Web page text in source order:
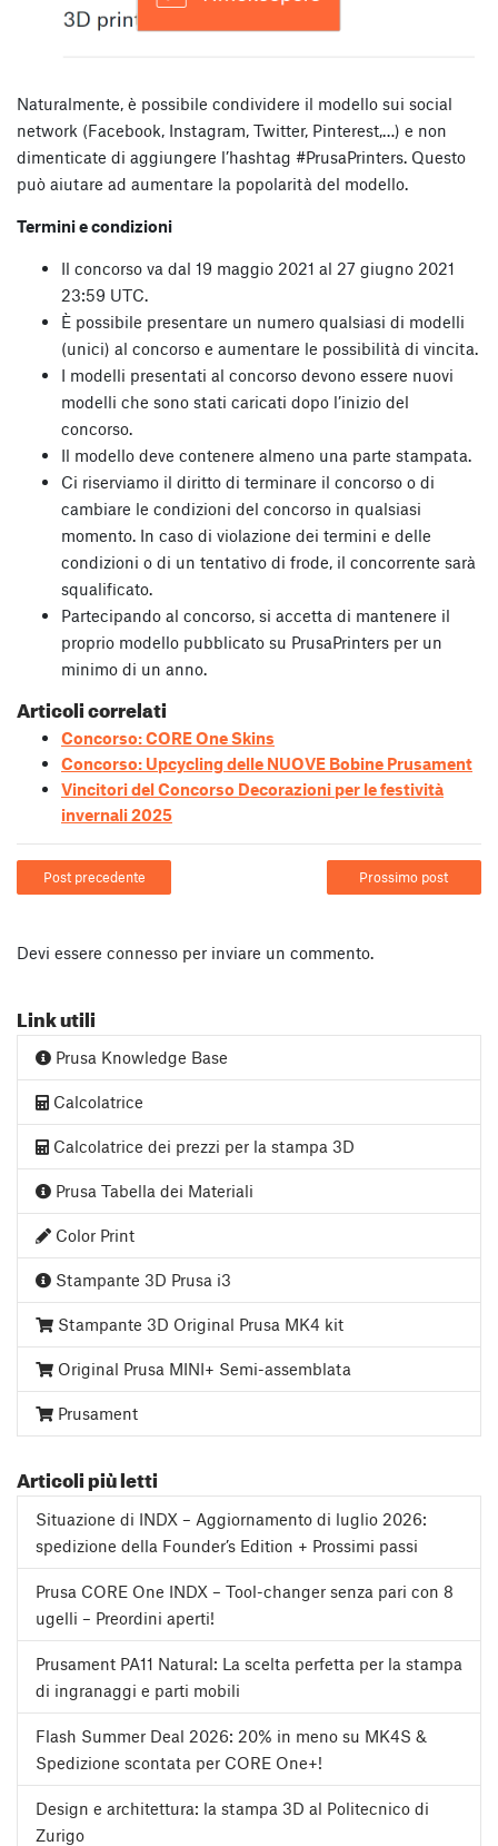
Naturalmente, è possibile condividere il modello sui social
network (Facebook, Instagram, Twitter, Pinterest,…) e non
dimenticate di aggiungere l’hashtag #PrusaPrinters. Questo
può aiutare ad aumentare la popolarità del modello.
Termini e condizioni
Il concorso va dal 19 maggio 2021 al 27 giugno 2021
23:59 UTC.
È possibile presentare un numero qualsiasi di modelli
(unici) al concorso e aumentare le possibilità di vincita.
I modelli presentati al concorso devono essere nuovi
modelli che sono stati caricati dopo l’inizio del
concorso.
Il modello deve contenere almeno una parte stampata.
Ci riserviamo il diritto di terminare il concorso o di
cambiare le condizioni del concorso in qualsiasi
momento. In caso di violazione dei termini e delle
condizioni o di un tentativo di frode, il concorrente sarà
squalificato.
Partecipando al concorso, si accetta di mantenere il
proprio modello pubblicato su PrusaPrinters per un
minimo di un anno.
Articoli correlati
Concorso: CORE One Skins
Concorso: Upcycling delle NUOVE Bobine Prusament
Vincitori del Concorso Decorazioni per le festività
invernali 2025
Post precedente Prossimo post
Devi essere connesso per inviare un commento.
Link utili
Prusa Knowledge Base
Calcolatrice
Calcolatrice dei prezzi per la stampa 3D
Prusa Tabella dei Materiali
Color Print
Stampante 3D Prusa i3
Stampante 3D Original Prusa MK4 kit
Original Prusa MINI+ Semi-assemblata
Prusament
Articoli più letti
Situazione di INDX – Aggiornamento di luglio 2026:
spedizione della Founder’s Edition + Prossimi passi
Prusa CORE One INDX – Tool-changer senza pari con 8
ugelli – Preordini aperti!
Prusament PA11 Natural: La scelta perfetta per la stampa
di ingranaggi e parti mobili
Flash Summer Deal 2026: 20% in meno su MK4S &
Spedizione scontata per CORE One+!
Design e architettura: la stampa 3D al Politecnico di
Zurigo